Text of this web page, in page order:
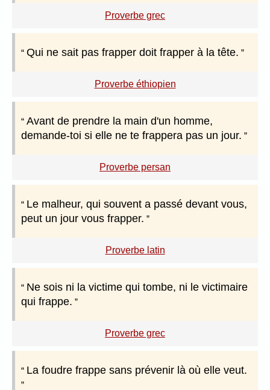
Proverbe grec
Qui ne sait pas frapper doit frapper à la tête.
Proverbe éthiopien
Avant de prendre la main d'un homme,
demande-toi si elle ne te frappera pas un jour.
Proverbe persan
Le malheur, qui souvent a passé devant vous,
peut un jour vous frapper.
Proverbe latin
Ne sois ni la victime qui tombe, ni le victimaire
qui frappe.
Proverbe grec
La foudre frappe sans prévenir là où elle veut.